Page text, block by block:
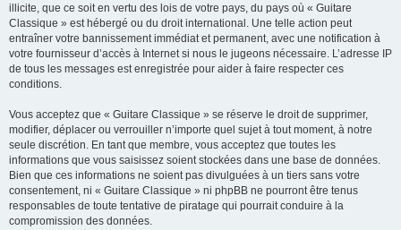
illicite, que ce soit en vertu des lois de votre pays, du pays où « Guitare
Classique » est hébergé ou du droit international. Une telle action peut
entraîner votre bannissement immédiat et permanent, avec une notification à
votre fournisseur d’accès à Internet si nous le jugeons nécessaire. L’adresse IP
de tous les messages est enregistrée pour aider à faire respecter ces
conditions.
Vous acceptez que « Guitare Classique » se réserve le droit de supprimer,
modifier, déplacer ou verrouiller n’importe quel sujet à tout moment, à notre
seule discrétion. En tant que membre, vous acceptez que toutes les
informations que vous saisissez soient stockées dans une base de données.
Bien que ces informations ne soient pas divulguées à un tiers sans votre
consentement, ni « Guitare Classique » ni phpBB ne pourront être tenus
responsables de toute tentative de piratage qui pourrait conduire à la
compromission des données.